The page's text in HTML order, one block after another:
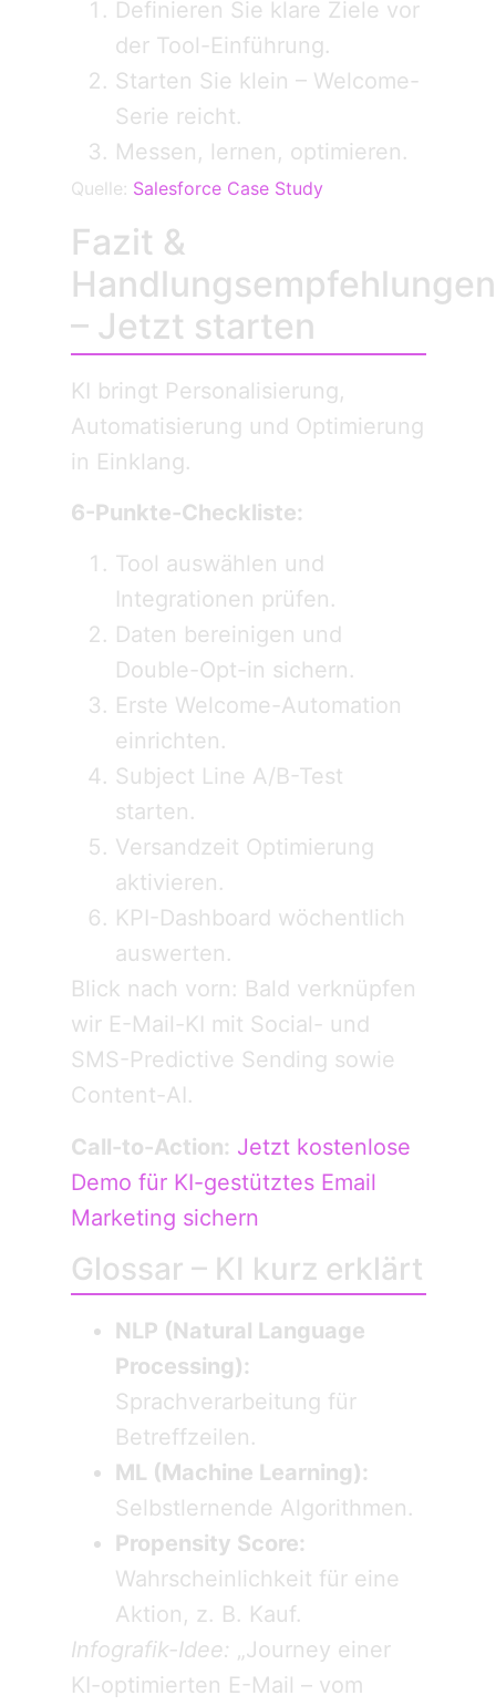
Definieren Sie klare Ziele vor
der Tool-Einführung.
Starten Sie klein – Welcome-
Serie reicht.
Messen, lernen, optimieren.
Quelle: Salesforce Case Study
Fazit &
Handlungsempfehlungen
– Jetzt starten
KI bringt Personalisierung,
Automatisierung und Optimierung
in Einklang.
6-Punkte-Checkliste:
Tool auswählen und
Integrationen prüfen.
Daten bereinigen und
Double-Opt-in sichern.
Erste Welcome-Automation
einrichten.
Subject Line A/B-Test
starten.
Versandzeit Optimierung
aktivieren.
KPI-Dashboard wöchentlich
auswerten.
Blick nach vorn: Bald verknüpfen
wir E-Mail-KI mit Social- und
SMS-Predictive Sending sowie
Content-AI.
Call-to-Action: Jetzt kostenlose
Demo für KI-gestütztes Email
Marketing sichern
Glossar – KI kurz erklärt
NLP (Natural Language
Processing):
Sprachverarbeitung für
Betreffzeilen.
ML (Machine Learning):
Selbstlernende Algorithmen.
Propensity Score:
Wahrscheinlichkeit für eine
Aktion, z. B. Kauf.
Infografik-Idee: „Journey einer
KI-optimierten E-Mail – vom